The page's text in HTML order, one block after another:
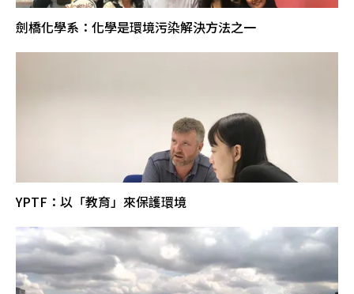
劍橋化學系：化學是環境污染解決方法之一
YPTF：以「教育」來保護環境